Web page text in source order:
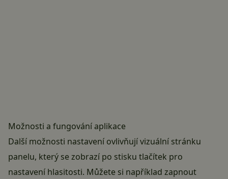
Možnosti a fungování aplikace
Další možnosti nastavení ovlivňují vizuální stránku
panelu, který se zobrazí po stisku tlačítek pro
nastavení hlasitosti. Můžete si například zapnout